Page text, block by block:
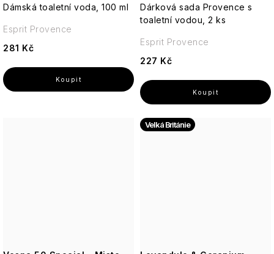
Dámská toaletní voda, 100 ml
281 Kč
Esprit Provence
Dárková sada Provence s
toaletní vodou, 2 ks
227 Kč
Esprit Provence
Velká Británie